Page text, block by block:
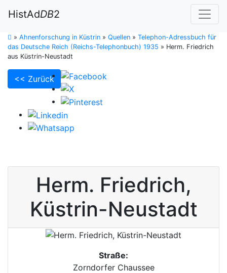
HistAdDB2
» Ahnenforschung in Küstrin » Quellen » Telephon-Adressbuch für
das Deutsche Reich (Reichs-Telephonbuch) 1935 » Herm. Friedrich
aus Küstrin-Neustadt
<< Zurück
Herm. Friedrich,
Küstrin-Neustadt
Straße:
Zorndorfer Chaussee